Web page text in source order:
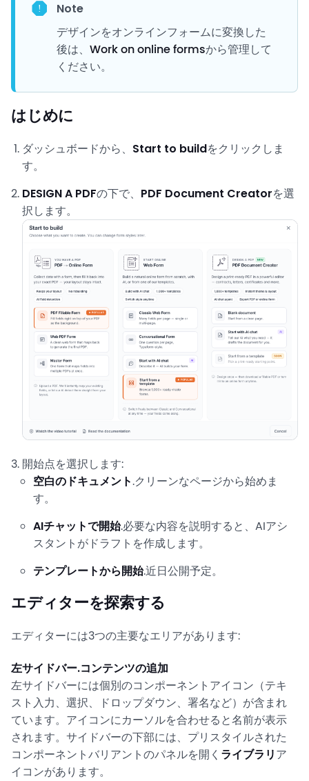
Note
デザインをオンラインフォームに変換した
後は、Work on online formsから管理して
ください。
はじめに
ダッシュボードから、 Start to buildをクリックしま
す。
DESIGN A PDFの下で、 PDF Document Creatorを選
択します。
開始点を選択します:
空白のドキュメント.クリーンなページから始めま
す。
AIチャットで開始.必要な内容を説明すると、AIアシ
スタントがドラフトを作成します。
テンプレートから開始.近日公開予定。
エディターを探索する
エディターには3つの主要なエリアがあります:
左サイドバー.コンテンツの追加
左サイドバーには個別のコンポーネントアイコン（テキ
スト入力、選択、ドロップダウン、署名など）が含まれ
ています。アイコンにカーソルを合わせると名前が表示
されます。サイドバーの下部には、プリスタイルされた
コンポーネントバリアントのパネルを開く ライブラリア
イコンがあります。